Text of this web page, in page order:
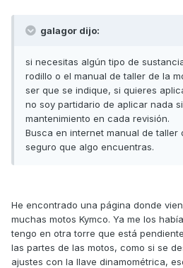
galagor dijo:
si necesitas algún tipo de
rodillo o el manual de taller de la
ser que se indique, si quieres
no soy partidario de aplicar nada
mantenimiento en cada revisión.
Busca en internet manual de taller
seguro que algo encuentras.
He encontrado una página donde
muchas motos Kymco. Ya me los
tengo en otra torre que está
las partes de las motos, como si se
ajustes con la llave dinamométrica,